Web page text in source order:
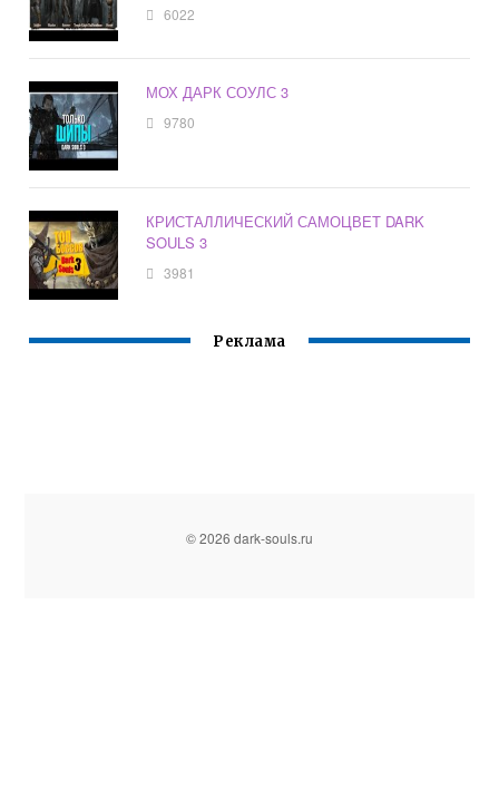
6022
МОХ ДАРК СОУЛС 3
9780
КРИСТАЛЛИЧЕСКИЙ САМОЦВЕТ DARK
SOULS 3
3981
Реклама
© 2026 dark-souls.ru